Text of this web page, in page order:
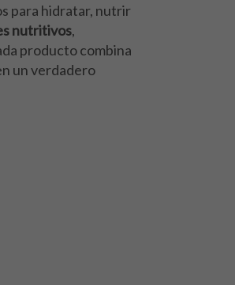
para hidratar, nutrir
nutritivos,
producto combina
un verdadero